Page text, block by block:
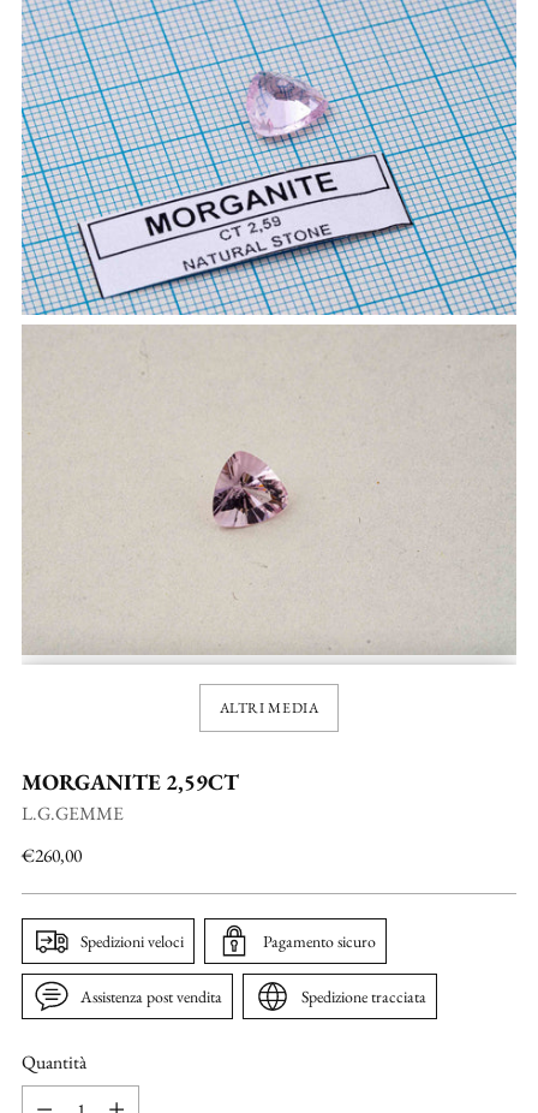
ALTRI MEDIA
MORGANITE 2,59CT
L.G.GEMME
Prezzo
€260,00
Spedizioni veloci Pagamento sicuro
Assistenza post vendita Spedizione tracciata
Quantità
Quantità